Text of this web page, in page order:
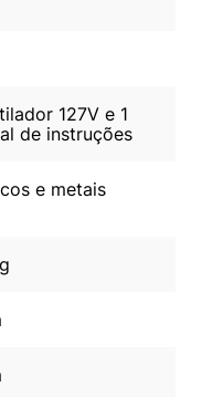
127V e 1
de instruções
e metais